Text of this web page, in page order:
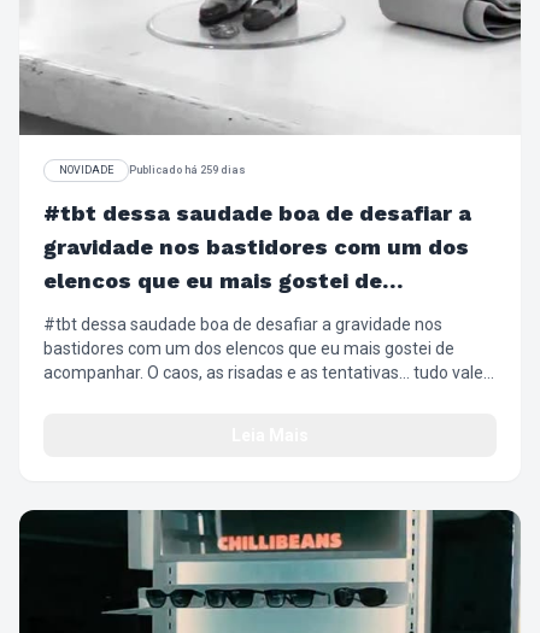
NOVIDADE Publicado há 259 dias
#tbt dessa saudade boa de desafiar a
gravidade nos bastidores com um dos
elencos que eu mais gostei de
acompanhar
#tbt dessa saudade boa de desafiar a gravidade nos
bastidores com um dos elencos que eu mais gostei de
acompanhar. O caos, as risadas e as tentativas… tudo valeu